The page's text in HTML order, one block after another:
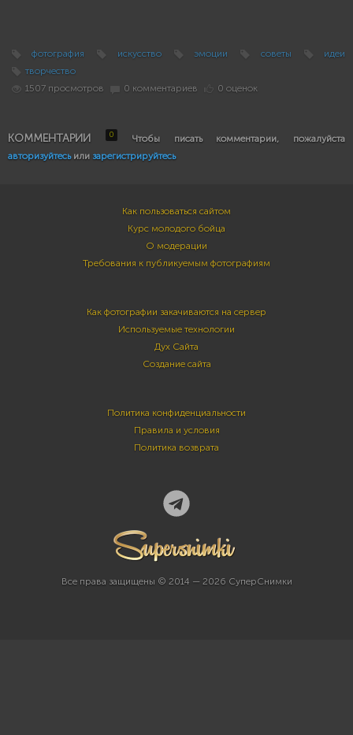
фотография искусство эмоции советы
идеи
творчество
1507 просмотров
0 комментариев 0 оценок
КОММЕНТАРИИ 0
Чтобы писать комментарии, пожалуйста
авторизуйтесьили зарегистрируйтесь
Как пользоваться сайтом
Курс молодого бойца
О модерации
Требования к публикуемым фотографиям
Как фотографии закачиваются на сервер
Используемые технологии
Дух Сайта
Создание сайта
Политика конфиденциальности
Правила и условия
Политика возврата
Все права защищены © 2014 — 2026 СуперСнимки